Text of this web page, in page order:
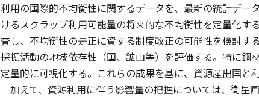
利用の国際的不均衡性に関するデータを、最新の統計デ
けるスクラップ利用可能量の将来的な不均衡性を定量化
査し、不均衡性の是正に資する制度改正の可能性を検討
採掘活動の地域依存性（国、鉱山等）を評価する。特に鋼
定量的に可視化する。これらの成果を基に、資源産出国と
加えて、資源利用に伴う影響量の把握については、衛星